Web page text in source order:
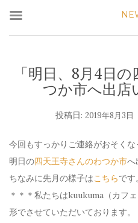
「明日、8月4日
つか市へ出店
投稿日: 2019年8月3日
今回もすっかりご連絡がおそくな
明日の四天王寺さんのわつか市へ
ちなみに先月の様子はこちらです。
＊＊＊私たちはkuukuma（カフ
形でさせていただいております。